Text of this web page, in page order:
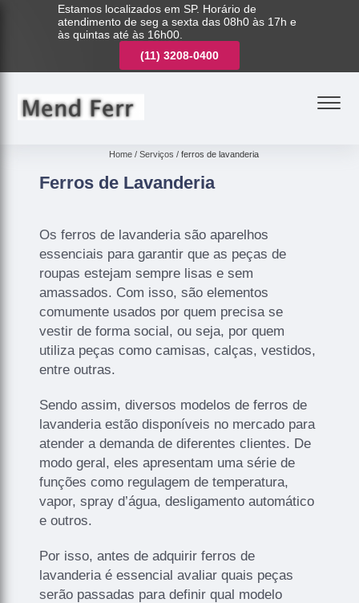
Estamos localizados em SP. Horário de
atendimento de seg a sexta das 08h0 às 17h e
às quintas até às 16h00.
(11) 3208-0400
Home Serviços ferros de lavanderia
Ferros de Lavanderia
Os ferros de lavanderia são aparelhos
essenciais para garantir que as peças de
roupas estejam sempre lisas e sem
amassados. Com isso, são elementos
comumente usados por quem precisa se
vestir de forma social, ou seja, por quem
utiliza peças como camisas, calças, vestidos,
entre outras.
Sendo assim, diversos modelos de ferros de
lavanderia estão disponíveis no mercado para
atender a demanda de diferentes clientes. De
modo geral, eles apresentam uma série de
funções como regulagem de temperatura,
vapor, spray d’água, desligamento automático
e outros.
Por isso, antes de adquirir ferros de
lavanderia é essencial avaliar quais peças
serão passadas para definir qual modelo